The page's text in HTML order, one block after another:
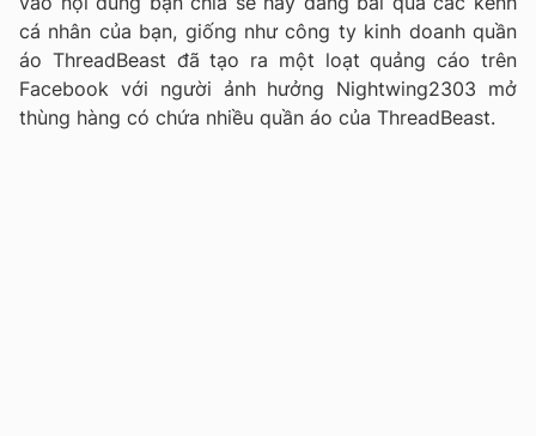
cá nhân của bạn, giống như công ty kinh doanh quần
áo ThreadBeast đã tạo ra một loạt quảng cáo trên
Facebook với người ảnh hưởng Nightwing2303 mở
thùng hàng có chứa nhiều quần áo của ThreadBeast.